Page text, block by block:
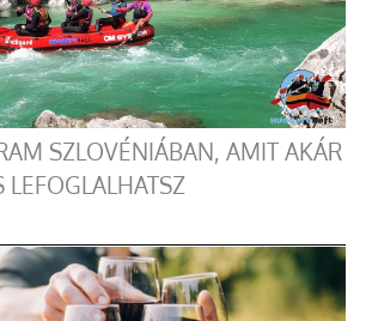
SZLOVÉNIÁBAN, AMIT AKÁR
LEFOGLALHATSZ